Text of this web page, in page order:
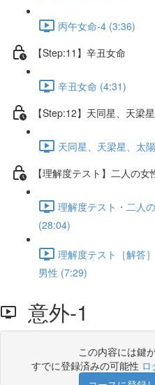
丙午女命-4 (3:36)
【Step:11】辛丑女命
辛丑女命 (4:31)
【Step:12】天同星、天
天同星、天梁星、太
【理解度テスト】二人の
理解度テスト・二人
(28:04)
理解度テスト［解答
男性 (7:29)
意外-1
この内容には鍵
すでに登録済みの可能性 ロ